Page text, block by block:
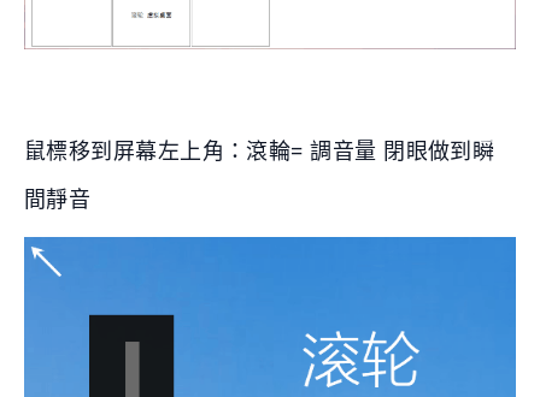
鼠標移到屏幕左上角：滾輪= 調音量 閉眼做到瞬
間靜音